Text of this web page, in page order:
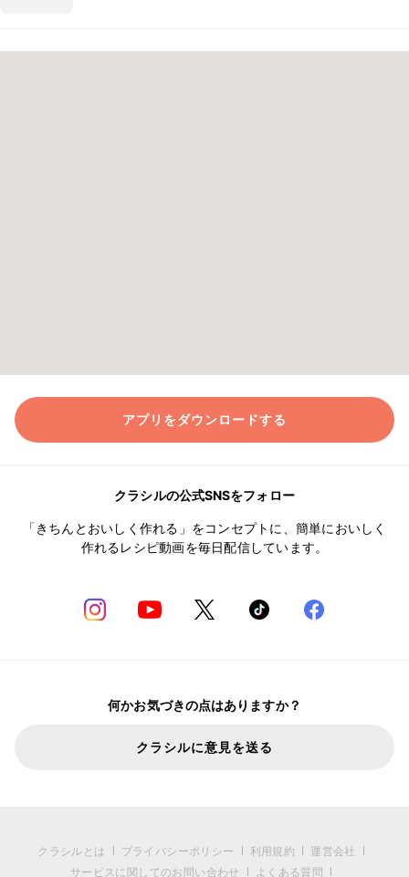
アプリをダウンロードする
クラシルの公式SNSをフォロー
「きちんとおいしく作れる」をコンセプトに、簡単においしく
作れるレシピ動画を毎日配信しています。
何かお気づきの点はありますか？
クラシルに意見を送る
クラシルとは プライバシーポリシー 利用規約
運営会社
サービスに関してのお問い合わせ
よくある質問